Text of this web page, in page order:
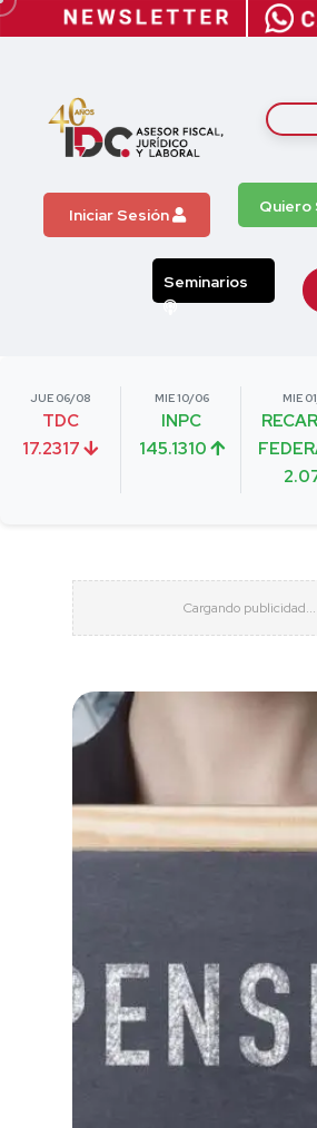
Iniciar Sesión Quiero
Seminarios
JUE 06/08
TDC
17.2317
MIE 10/06
INPC
145.1310
MIE